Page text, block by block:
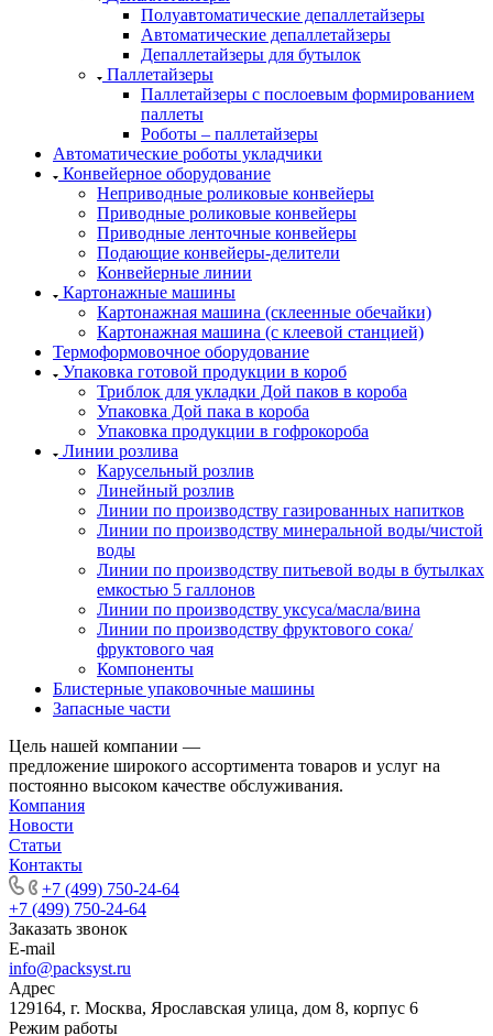
Полуавтоматические депаллетайзеры
Автоматические депаллетайзеры
Депаллетайзеры для бутылок
Паллетайзеры
Паллетайзеры с послоевым формированием
паллеты
Роботы – паллетайзеры
Автоматические роботы укладчики
Конвейерное оборудование
Неприводные роликовые конвейеры
Приводные роликовые конвейеры
Приводные ленточные конвейеры
Подающие конвейеры-делители
Конвейерные линии
Картонажные машины
Картонажная машина (склеенные обечайки)
Картонажная машина (с клеевой станцией)
Термоформовочное оборудование
Упаковка готовой продукции в короб
Триблок для укладки Дой паков в короба
Упаковка Дой пака в короба
Упаковка продукции в гофрокороба
Линии розлива
Карусельный розлив
Линейный розлив
Линии по производству газированных напитков
Линии по производству минеральной воды/чистой
воды
Линии по производству питьевой воды в бутылках
емкостью 5 галлонов
Линии по производству уксуса/масла/вина
Линии по производству фруктового сока/
фруктового чая
Компоненты
Блистерные упаковочные машины
Запасные части
Цель нашей компании —
предложение широкого ассортимента товаров и услуг на
постоянно высоком качестве обслуживания.
Компания
Новости
Статьи
Контакты
+7 (499) 750-24-64
+7 (499) 750-24-64
Заказать звонок
E-mail
info@packsyst.ru
Адрес
129164, г. Москва, Ярославская улица, дом 8, корпус 6
Режим работы